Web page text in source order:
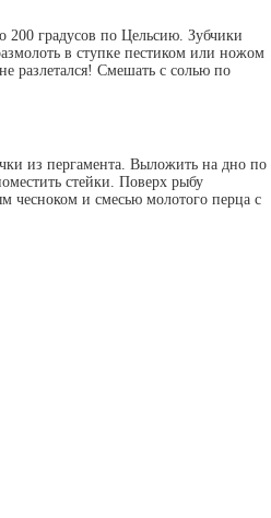
200 градусов по Цельсию. Зубчики
в ступке пестиком или ножом
разлетался! Смешать с солью по
из пергамента. Выложить на дно по
стейки. Поверх рыбу
чесноком и смесью молотого перца с